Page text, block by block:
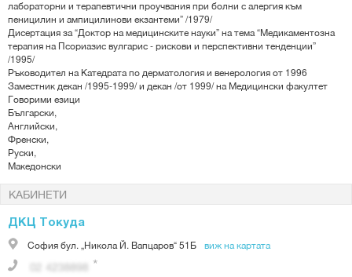
лабораторни и терапевтични проучвания при болни с алергия към
пеницилин и ампицилинови екзантеми” /1979/
Дисертация за “Доктор на медицинските науки” на тема “Медикаментозна
терапия на Псориазис вулгарис - рискови и перспективни тенденции”
/1995/
Ръководител на Катедрата по дерматология и венерология от 1996
Заместник декан /1995-1999/ и декан /от 1999/ на Медицински факултет
Говорими езици
Български,
Английски,
Френски,
Руски,
Македонски
КАБИНЕТИ
ДКЦ Токуда
Софиябул. „Никола Й. Вапцаров“ 51Б виж на картата